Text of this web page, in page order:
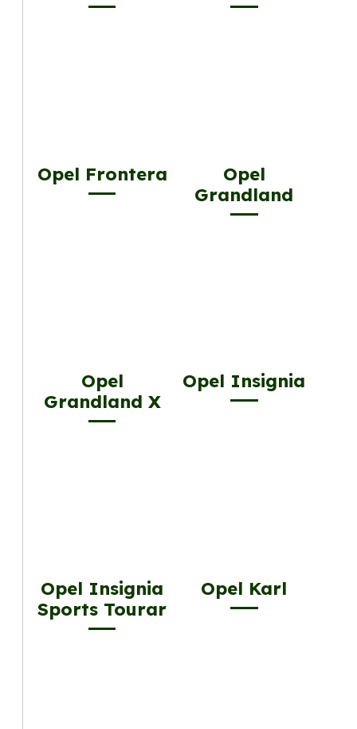
Opel Frontera
Opel
Grandland
Opel
Grandland X
Opel Insignia
Opel Insignia
Sports Tourar
Opel Karl